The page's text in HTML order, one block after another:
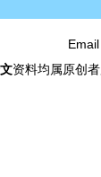
资料均属原创